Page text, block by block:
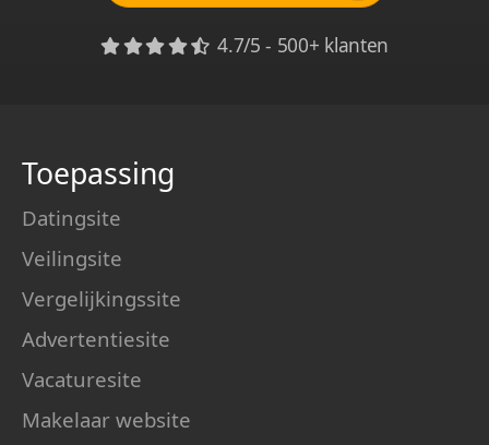
4.7/5 - 500+ klanten
Toepassing
Datingsite
Veilingsite
Vergelijkingssite
Advertentiesite
Vacaturesite
Makelaar website